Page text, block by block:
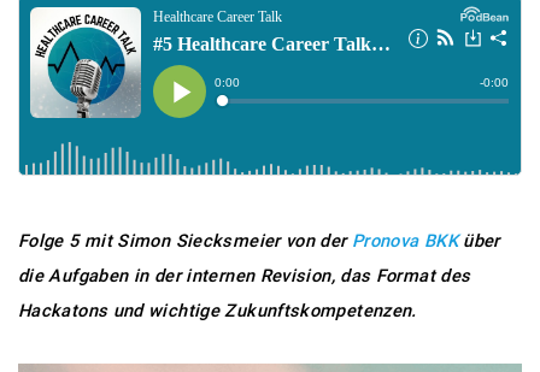
Folge 5 mit Simon Siecksmeier von der Pronova BKK über
die Aufgaben in der internen Revision, das Format des
Hackatons und wichtige Zukunftskompetenzen.